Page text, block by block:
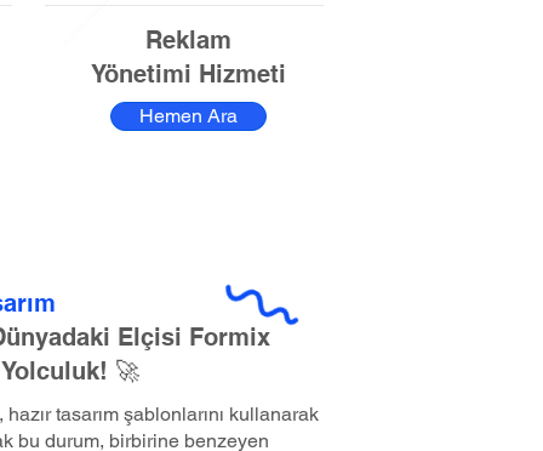
Reklam
Yönetimi Hizmeti
Hemen Ara
Elçisi Formix
🚀
tasarım şablonlarını kullanarak
bu durum, birbirine benzeyen